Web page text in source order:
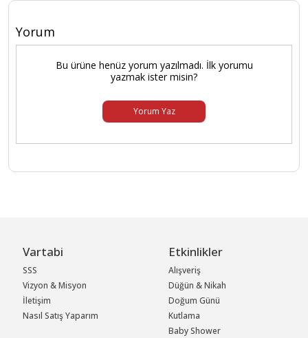
Yorum
Bu ürüne henüz yorum yazılmadı. İlk yorumu
yazmak ister misin?
Yorum Yaz
Vartabi
SSS
Vizyon & Misyon
İletişim
Nasıl Satış Yaparım
Etkinlikler
Alışveriş
Düğün & Nikah
Doğum Günü
Kutlama
Baby Shower